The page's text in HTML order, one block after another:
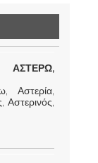
ΑΣΤΕΡΩ,
Αστερία,
Αστερινός,